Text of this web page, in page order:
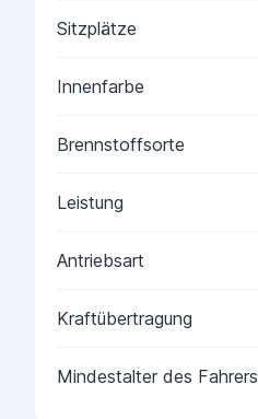
Sitzplätze
Innenfarbe
Brennstoffsorte
Leistung
Antriebsart
Kraftübertragung
Mindestalter des Fahrers